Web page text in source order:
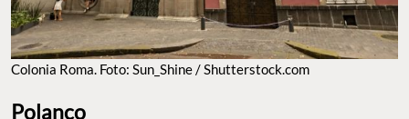
Colonia Roma. Foto: Sun_Shine / Shutterstock.com
Polanco